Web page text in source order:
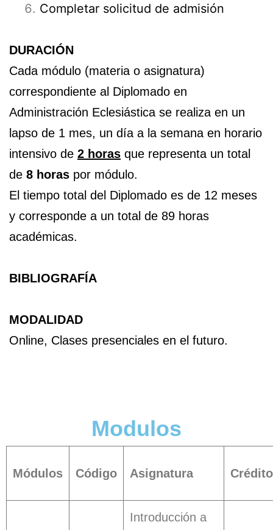
Completar solicitud de admisión
DURACIÓN
Cada módulo (materia o asignatura)
correspondiente al Diplomado en
Administración Eclesiástica se realiza en un
lapso de 1 mes, un día a la semana en horario
intensivo de 2 horas que representa un total
de 8 horas por módulo.
El tiempo total del Diplomado es de 12 meses
y corresponde a un total de 89 horas
académicas.
BIBLIOGRAFÍA
MODALIDAD
Online, Clases presenciales en el futuro.
Modulos
Módulos Código Asignatura
Introducción a